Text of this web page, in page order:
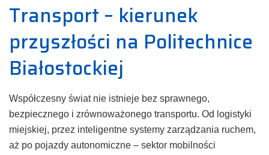
Transport – kierunek
przyszłości na Politechnice
Białostockiej
Współczesny świat nie istnieje bez sprawnego,
bezpiecznego i zrównoważonego transportu. Od logistyki
miejskiej, przez inteligentne systemy zarządzania ruchem,
aż po pojazdy autonomiczne – sektor mobilności